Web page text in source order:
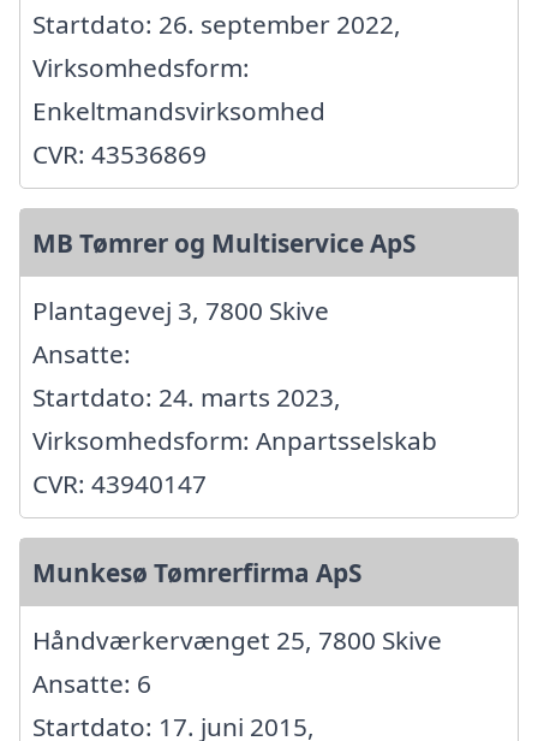
Startdato: 26. september 2022,
Virksomhedsform:
Enkeltmandsvirksomhed
CVR: 43536869
MB Tømrer og Multiservice ApS
Plantagevej 3, 7800 Skive
Ansatte:
Startdato: 24. marts 2023,
Virksomhedsform: Anpartsselskab
CVR: 43940147
Munkesø Tømrerfirma ApS
Håndværkervænget 25, 7800 Skive
Ansatte: 6
Startdato: 17. juni 2015,